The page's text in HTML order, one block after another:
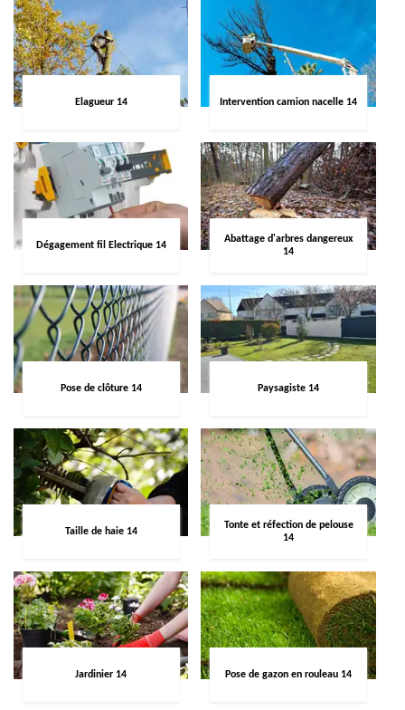
Elagueur 14 Intervention camion nacelle 14
Dégagement fil Electrique 14
Abattage d'arbres dangereux
14
Pose de clôture 14 Paysagiste 14
Taille de haie 14
Tonte et réfection de pelouse
14
Jardinier 14 Pose de gazon en rouleau 14